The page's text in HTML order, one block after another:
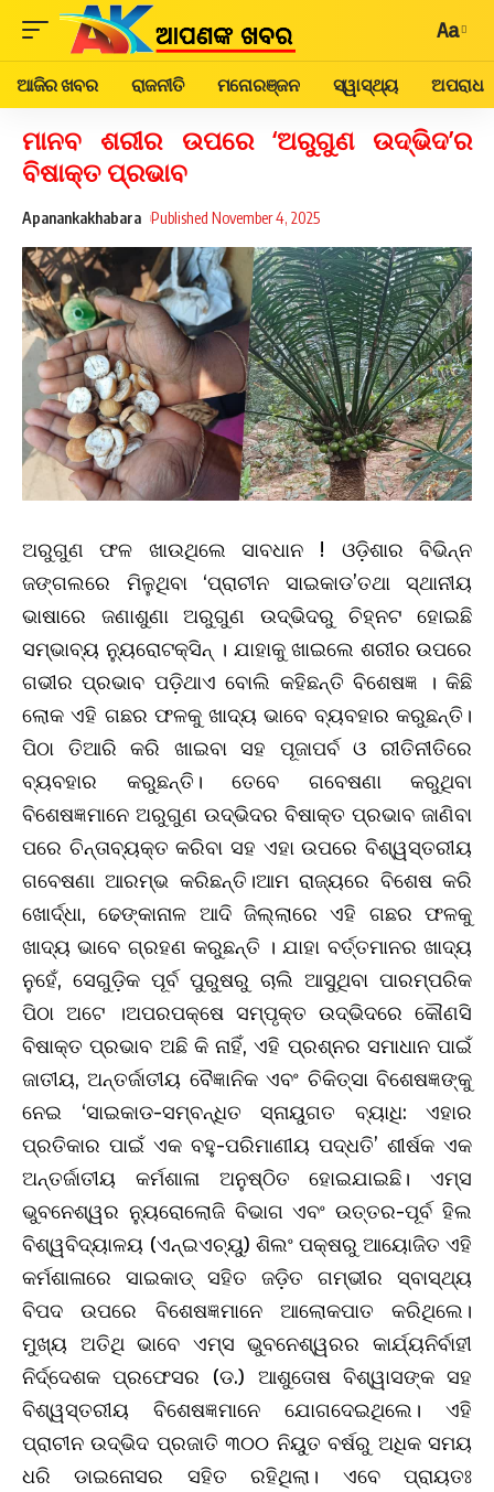
Aa
ଆଜିର ଖବର ରାଜନୀତି ମନୋରଞ୍ଜନ ସ୍ୱାସ୍ଥ୍ୟ ଅପରାଧ
ମାନବ ଶରୀର ଉପରେ ‘ଅରୁଗୁଣ ଉଦ୍ଭିଦ’ର
ବିଷାକ୍ତ ପ୍ରଭାବ
Apanankakhabara Published November 4, 2025
ଅରୁଗୁଣ ଫଳ ଖାଉଥିଲେ ସାବଧାନ ! ଓଡ଼ିଶାର ବିଭିନ୍ନ
ଜଙ୍ଗଲରେ ମିଳୁଥିବା ‘ପ୍ରାଚୀନ ସାଇକାଡ’ତଥା ସ୍ଥାନୀୟ
ଭାଷାରେ ଜଣାଶୁଣା ଅରୁଗୁଣ ଉଦ୍ଭିଦରୁ ଚିହ୍ନଟ ହୋଇଛି
ସମ୍ଭାବ୍ୟ ନ୍ୟୁରୋଟକ୍ସିନ୍ । ଯାହାକୁ ଖାଇଲେ ଶରୀର ଉପରେ
ଗଭୀର ପ୍ରଭାବ ପଡ଼ିଥାଏ ବୋଲି କହିଛନ୍ତି ବିଶେଷଜ୍ଞ । କିଛି
ଲୋକ ଏହି ଗଛର ଫଳକୁ ଖାଦ୍ୟ ଭାବେ ବ୍ୟବହାର କରୁଛନ୍ତି।
ପିଠା ତିଆରି କରି ଖାଇବା ସହ ପୂଜାପର୍ବ ଓ ରୀତିନୀତିରେ
ବ୍ୟବହାର କରୁଛନ୍ତି। ତେବେ ଗବେଷଣା କରୁଥିବା
ବିଶେଷଜ୍ଞମାନେ ଅରୁଗୁଣ ଉଦ୍ଭିଦର ବିଷାକ୍ତ ପ୍ରଭାବ ଜାଣିବା
ପରେ ଚିନ୍ତାବ୍ୟକ୍ତ କରିବା ସହ ଏହା ଉପରେ ବିଶ୍ୱସ୍ତରୀୟ
ଗବେଷଣା ଆରମ୍ଭ କରିଛନ୍ତି।ଆମ ରାଜ୍ୟରେ ବିଶେଷ କରି
ଖୋର୍ଦ୍ଧା, ଢେଙ୍କାନାଳ ଆଦି ଜିଲ୍ଲାରେ ଏହି ଗଛର ଫଳକୁ
ଖାଦ୍ୟ ଭାବେ ଗ୍ରହଣ କରୁଛନ୍ତି । ଯାହା ବର୍ତ୍ତମାନର ଖାଦ୍ୟ
ନୁହେଁ, ସେଗୁଡ଼ିକ ପୂର୍ବ ପୁରୁଷରୁ ଚାଲି ଆସୁଥିବା ପାରମ୍ପରିକ
ପିଠା ଅଟେ ।ଅପରପକ୍ଷେ ସମ୍ପୃକ୍ତ ଉଦ୍ଭିଦରେ କୌଣସି
ବିଷାକ୍ତ ପ୍ରଭାବ ଅଛି କି ନାହିଁ, ଏହି ପ୍ରଶ୍ନର ସମାଧାନ ପାଇଁ
ଜାତୀୟ, ଅନ୍ତର୍ଜାତୀୟ ବୈଜ୍ଞାନିକ ଏବଂ ଚିକିତ୍ସା ବିଶେଷଜ୍ଞଙ୍କୁ
ନେଇ ‘ସାଇକାଡ-ସମ୍ବନ୍ଧିତ ସ୍ନାୟୁଗତ ବ୍ୟାଧି: ଏହାର
ପ୍ରତିକାର ପାଇଁ ଏକ ବହୁ-ପରିମାଣୀୟ ପଦ୍ଧତି’ ଶୀର୍ଷକ ଏକ
ଅନ୍ତର୍ଜାତୀୟ କର୍ମଶାଳା ଅନୁଷ୍ଠିତ ହୋଇଯାଇଛି। ଏମ୍‌ସ
ଭୁବନେଶ୍ୱର ନ୍ୟୁରୋଲୋଜି ବିଭାଗ ଏବଂ ଉତ୍ତର-ପୂର୍ବ ହିଲ
ବିଶ୍ୱବିଦ୍ୟାଳୟ (ଏନ୍‌ଇଏଚ୍‌ୟୁ) ଶିଲଂ ପକ୍ଷରୁ ଆୟୋଜିତ ଏହି
କର୍ମଶାଳାରେ ସାଇକାଡ୍‌ ସହିତ ଜଡ଼ିତ ଗମ୍ଭୀର ସ୍ବାସ୍ଥ୍ୟ
ବିପଦ ଉପରେ ବିଶେଷଜ୍ଞମାନେ ଆଲୋକପାତ କରିଥିଲେ।
ମୁଖ୍ୟ ଅତିଥି ଭାବେ ଏମ୍‌ସ ଭୁବନେଶ୍ୱରର କାର୍ଯ୍ୟନିର୍ବାହୀ
ନିର୍ଦ୍ଦେଶକ ପ୍ରଫେସର (ଡ.) ଆଶୁତୋଷ ବିଶ୍ୱାସଙ୍କ ସହ
ବିଶ୍ୱସ୍ତରୀୟ ବିଶେଷଜ୍ଞମାନେ ଯୋଗଦେଇଥିଲେ। ଏହି
ପ୍ରାଚୀନ ଉଦ୍ଭିଦ ପ୍ରଜାତି ୩୦୦ ନିୟୁତ ବର୍ଷରୁ ଅଧିକ ସମୟ
ଧରି ଡାଇନୋସର ସହିତ ରହିଥିଲା। ଏବେ ପ୍ରାୟତଃ